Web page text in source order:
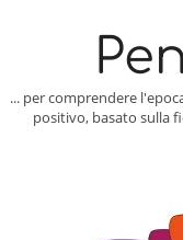
... per comprendere
positivo, basato sulla